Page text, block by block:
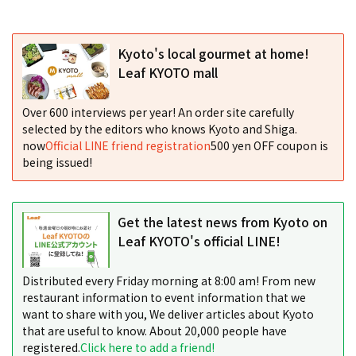
Kyoto's local gourmet at home!
Leaf KYOTO mall
Over 600 interviews per year! An order site carefully
selected by the editors who knows Kyoto and Shiga.
nowOfficial LINE friend registration500 yen OFF coupon is
being issued!
Get the latest news from Kyoto on
Leaf KYOTO's official LINE!
Distributed every Friday morning at 8:00 am! From new
restaurant information to event information that we
want to share with you, We deliver articles about Kyoto
that are useful to know. About 20,000 people have
registered.Click here to add a friend!